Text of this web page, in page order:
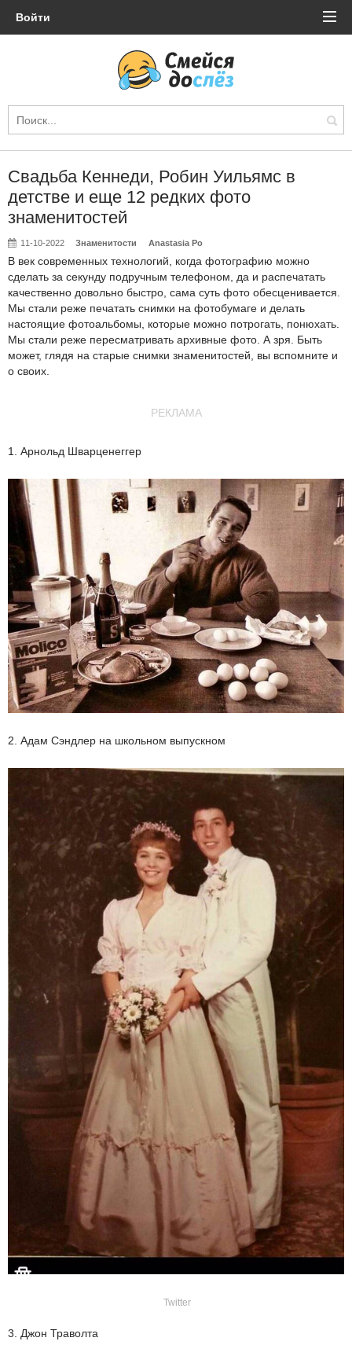
Войти
Свадьба Кеннеди, Робин Уильямс в
детстве и еще 12 редких фото
знаменитостей
11-10-2022 Знаменитости Anastasia Po
В век современных технологий, когда фотографию можно
сделать за секунду подручным телефоном, да и распечатать
качественно довольно быстро, сама суть фото обесценивается.
Мы стали реже печатать снимки на фотобумаге и делать
настоящие фотоальбомы, которые можно потрогать, понюхать.
Мы стали реже пересматривать архивные фото. А зря. Быть
может, глядя на старые снимки знаменитостей, вы вспомните и
о своих.
РЕКЛАМА
1. Арнольд Шварценеггер
2. Адам Сэндлер на школьном выпускном
Twitter
3. Джон Траволта